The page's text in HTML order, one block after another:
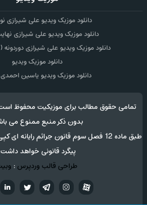
دانلود موزیک ویدیو علی شیرازی
دانلود موزیک ویدیو علی شیرازی
دانلود موزیک ویدیو علی شیرازی
دانلود موزیک ویدیو
دانلود موزیک ویدیو یاسین
تمامی حقوق مطالب برای موزیکیت محفوظ است
بدون ذکر منبع ممنوع می
طبق ماده 12 فصل سوم قانون جرائم رایانه
پیگرد قانونی خواهد
طراحی قالب وردپرس:
تلگرام آپارات